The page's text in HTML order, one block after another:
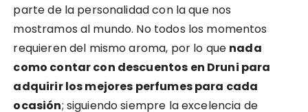
parte de la personalidad con la que nos
mostramos al mundo. No todos los momentos
requieren del mismo aroma, por lo que nada
como contar con descuentos en Druni para
adquirir los mejores perfumes para cada
ocasión; siguiendo siempre la excelencia de